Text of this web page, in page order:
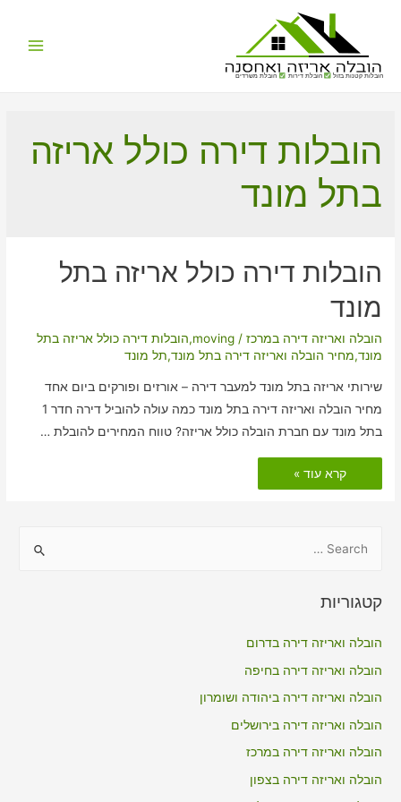
הובלות קטנות בזול הובלת דירות הובלת משרדים
הובלות דירה כולל אריזה
בתל מונד
הובלות דירה כולל אריזה בתל
מונד
הובלה ואריזה דירה במרכז /
moving
,הובלות דירה כולל אריזה בתל
מונד,מחיר הובלה ואריזה דירה בתל מונד,תל מונד
שירותי אריזה בתל מונד למעבר דירה – אורזים ופורקים ביום אחד
מחיר הובלה ואריזה דירה בתל מונד כמה עולה להוביל דירה חדר 1
בתל מונד עם חברת הובלה כולל אריזה? טווח המחירים להובלת …
הובלות
דירה
כולל
קרא עוד »
r
o
r
:
קטגוריות
הובלה ואריזה דירה בדרום
הובלה ואריזה דירה בחיפה
הובלה ואריזה דירה ביהודה ושומרון
הובלה ואריזה דירה בירושלים
הובלה ואריזה דירה במרכז
הובלה ואריזה דירה בצפון